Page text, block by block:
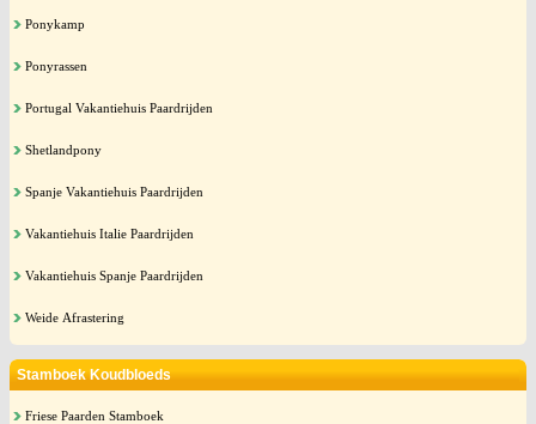
Ponykamp
Ponyrassen
Portugal Vakantiehuis Paardrijden
Shetlandpony
Spanje Vakantiehuis Paardrijden
Vakantiehuis Italie Paardrijden
Vakantiehuis Spanje Paardrijden
Weide Afrastering
Stamboek Koudbloeds
Friese Paarden Stamboek